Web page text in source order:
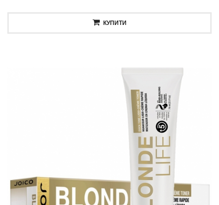
КУПИТИ